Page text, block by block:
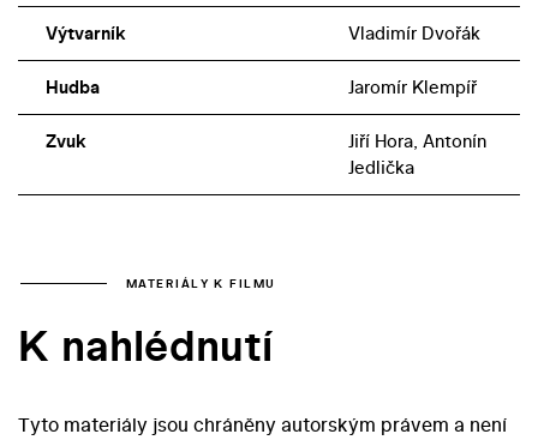
Výtvarník Vladimír Dvořák
Hudba Jaromír Klempíř
Zvuk
Jiří Hora, Antonín
Jedlička
MATERIÁLY K FILMU
K nahlédnutí
Tyto materiály jsou chráněny autorským právem a není